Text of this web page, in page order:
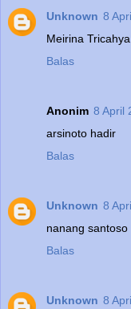
Unknown 8
Meirina
Balas
Anonim 8 April
arsinoto hadir
Balas
Unknown 8
nanang santoso
Balas
Unknown 8